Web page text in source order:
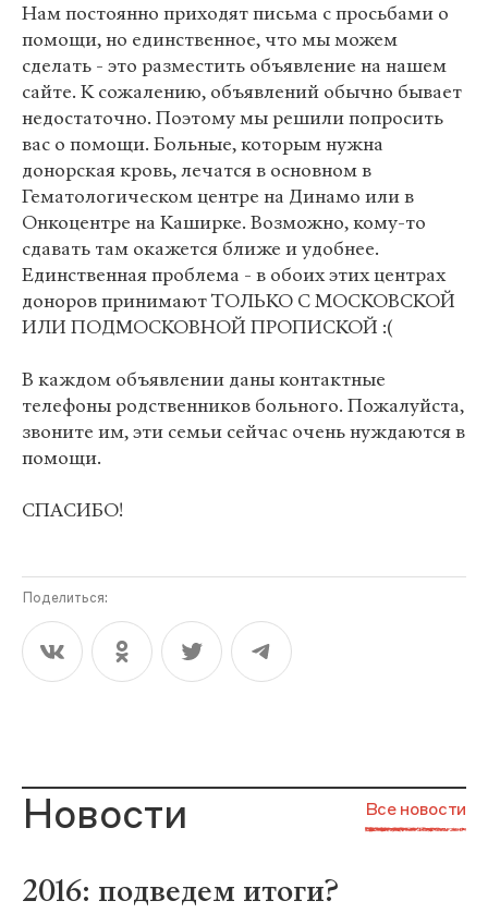
Нам постоянно приходят письма с просьбами о
помощи, но единственное, что мы можем
сделать - это разместить объявление на нашем
сайте. К сожалению, объявлений обычно бывает
недостаточно. Поэтому мы решили попросить
вас о помощи. Больные, которым нужна
донорская кровь, лечатся в основном в
Гематологическом центре на Динамо или в
Онкоцентре на Каширке. Возможно, кому-то
сдавать там окажется ближе и удобнее.
Единственная проблема - в обоих этих центрах
доноров принимают ТОЛЬКО С МОСКОВСКОЙ
ИЛИ ПОДМОСКОВНОЙ ПРОПИСКОЙ :(
В каждом объявлении даны контактные
телефоны родственников больного. Пожалуйста,
звоните им, эти семьи сейчас очень нуждаются в
помощи.
СПАСИБО!
Поделиться:
Новости Все новости
2016: подведем итоги?